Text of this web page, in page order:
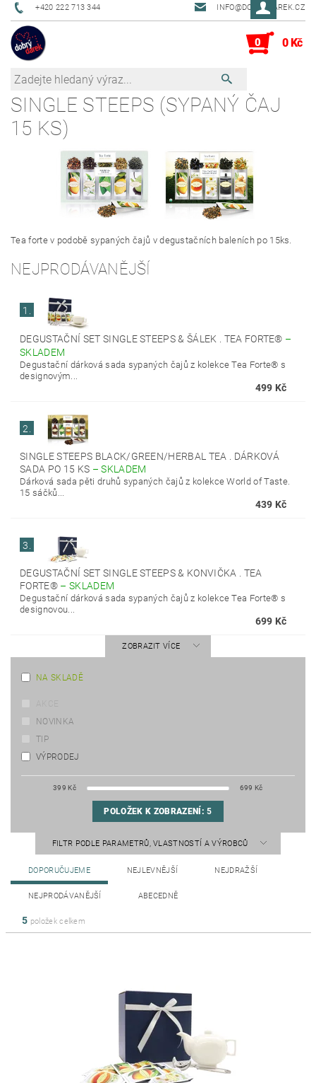
+420 222 713 344 INFO@DOBRYDAREK.CZ
0 0 Kč
SINGLE STEEPS (SYPANÝ ČAJ
15 KS)
Tea forte v podobě sypaných čajů v degustačních baleních po 15ks.
NEJPRODÁVANĚJŠÍ
1.
DEGUSTAČNÍ SET SINGLE STEEPS & ŠÁLEK . TEA FORTE® –
SKLADEM
Degustační dárková sada sypaných čajů z kolekce Tea Forte® s
designovým...
499 Kč
2.
SINGLE STEEPS BLACK/GREEN/HERBAL TEA . DÁRKOVÁ
SADA PO 15 KS –SKLADEM
Dárková sada pěti druhů sypaných čajů z kolekce World of Taste.
15 sáčků...
439 Kč
3.
DEGUSTAČNÍ SET SINGLE STEEPS & KONVIČKA . TEA
FORTE® –SKLADEM
Degustační dárková sada sypaných čajů z kolekce Tea Forte® s
designovou...
699 Kč
ZOBRAZIT VÍCE
NA SKLADĚ
NOVINKA
TIP
VÝPRODEJ
399 Kč 699 Kč
POLOŽEK K ZOBRAZENÍ:5
FILTR PODLE PARAMETRŮ, VLASTNOSTÍ A VÝROBCŮ
DOPORUČUJEME NEJLEVNĚJŠÍ NEJDRAŽŠÍ
NEJPRODÁVANĚJŠÍ ABECEDNĚ
5 položek celkem